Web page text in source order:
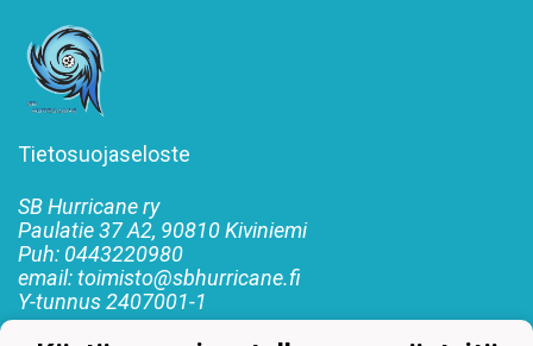
Tietosuojaseloste
SB Hurricane ry
Paulatie 37 A2, 90810 Kiviniemi
Puh: 0443220980
email: toimisto@sbhurricane.fi
Y-tunnus2407001-1